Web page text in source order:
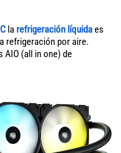
la refrigeración líquida es
refrigeración por aire.
(all in one) de